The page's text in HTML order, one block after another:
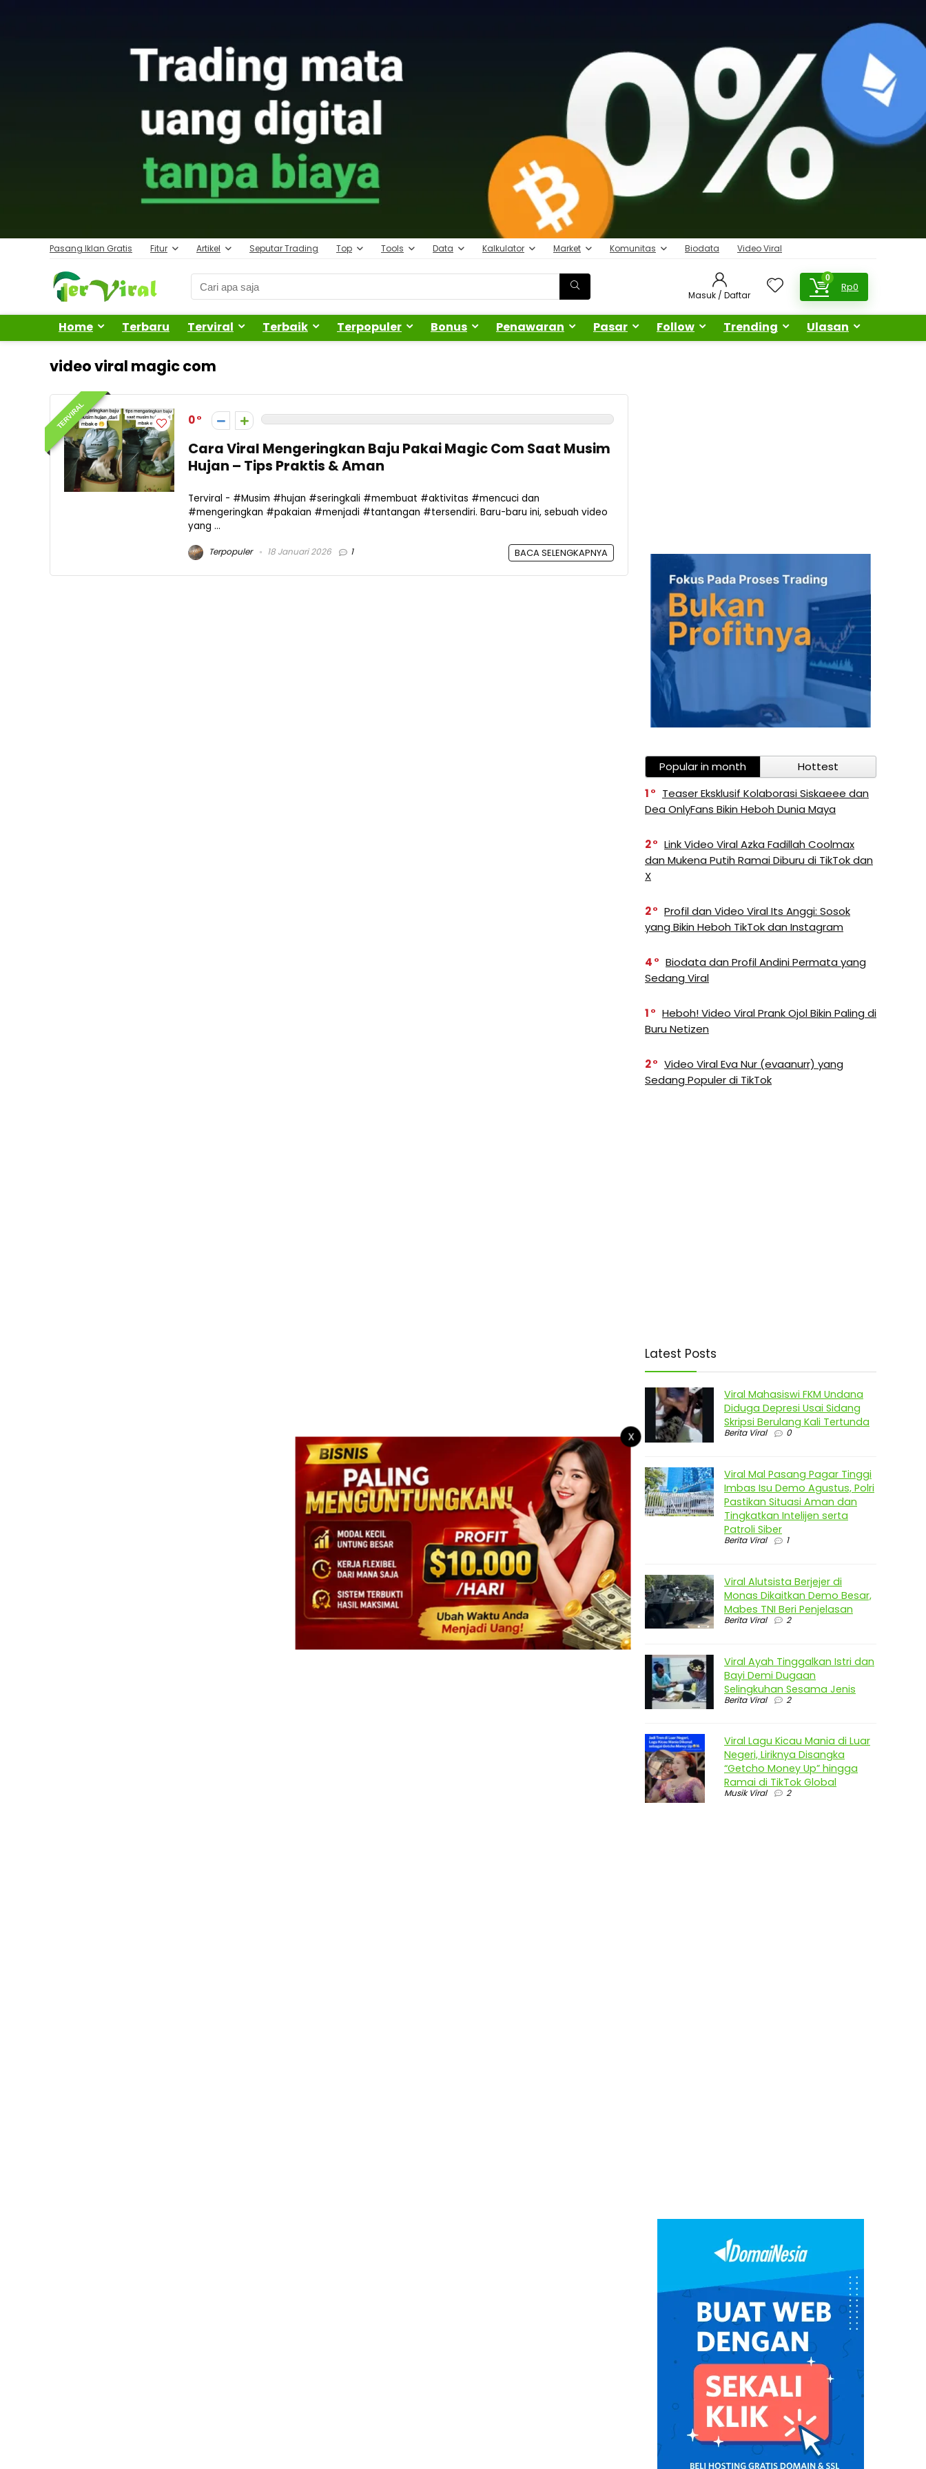
Pasang Iklan Gratis Fitur Artikel Seputar Trading Top Tools Data Kalkulator Market Komunitas Biodata Video Viral
Masuk / Daftar
0
Rp0
Home Terbaru Terviral Terbaik Terpopuler Bonus Penawaran Pasar Follow Trending Ulasan
video viral magic com
TERVIRAL 0
Cara Viral Mengeringkan Baju Pakai Magic Com Saat Musim
Hujan – Tips Praktis & Aman
Terviral - #Musim #hujan #seringkali #membuat #aktivitas #mencuci dan
#mengeringkan #pakaian #menjadi #tantangan #tersendiri. Baru-baru ini, sebuah video
yang ...
Terpopuler 18 Januari 2026 1 BACA SELENGKAPNYA
Popular in month
Hottest
1
Teaser Eksklusif Kolaborasi Siskaeee dan
Dea OnlyFans Bikin Heboh Dunia Maya
2
Link Video Viral Azka Fadillah Coolmax
dan Mukena Putih Ramai Diburu di TikTok dan
X
2
Profil dan Video Viral Its Anggi: Sosok
yang Bikin Heboh TikTok dan Instagram
4
Biodata dan Profil Andini Permata yang
Sedang Viral
1
Heboh! Video Viral Prank Ojol Bikin Paling di
Buru Netizen
2
Video Viral Eva Nur (evaanurr) yang
Sedang Populer di TikTok
Latest Posts
Viral Mahasiswi FKM Undana
Diduga Depresi Usai Sidang
Skripsi Berulang Kali Tertunda
Berita Viral 0
Viral Mal Pasang Pagar Tinggi
Imbas Isu Demo Agustus, Polri
Pastikan Situasi Aman dan
Tingkatkan Intelijen serta
Patroli Siber
Berita Viral 1
Viral Alutsista Berjejer di
Monas Dikaitkan Demo Besar,
Mabes TNI Beri Penjelasan
Berita Viral 2
Viral Ayah Tinggalkan Istri dan
Bayi Demi Dugaan
Selingkuhan Sesama Jenis
Berita Viral 2
Viral Lagu Kicau Mania di Luar
Negeri, Liriknya Disangka
“Getcho Money Up” hingga
Ramai di TikTok Global
Musik Viral 2
X